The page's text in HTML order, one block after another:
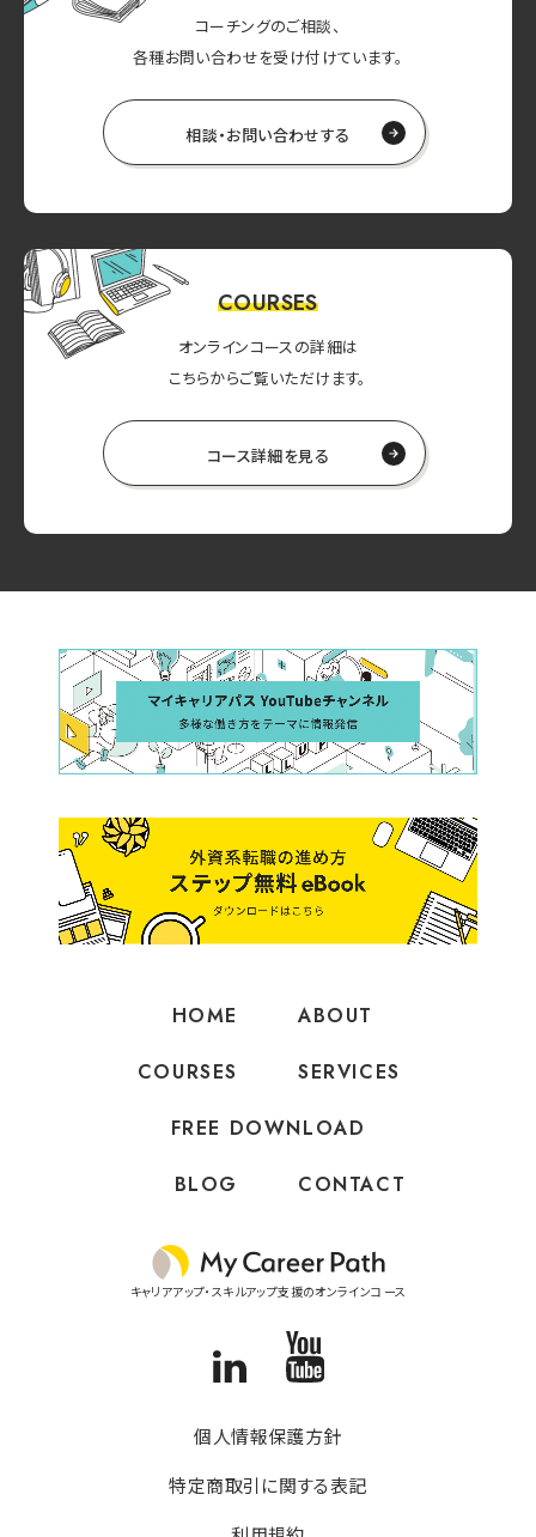
コーチングのご相談、
各種お問い合わせを受け付けています。
相談・お問い合わせする
COURSES
オンラインコースの詳細は
こちらからご覧いただけます。
コース詳細を見る
HOME ABOUT
COURSES SERVICES
FREE DOWNLOAD
BLOG CONTACT
キャリアアップ・スキルアップ支援のオンラインコース
個人情報保護方針
特定商取引に関する表記